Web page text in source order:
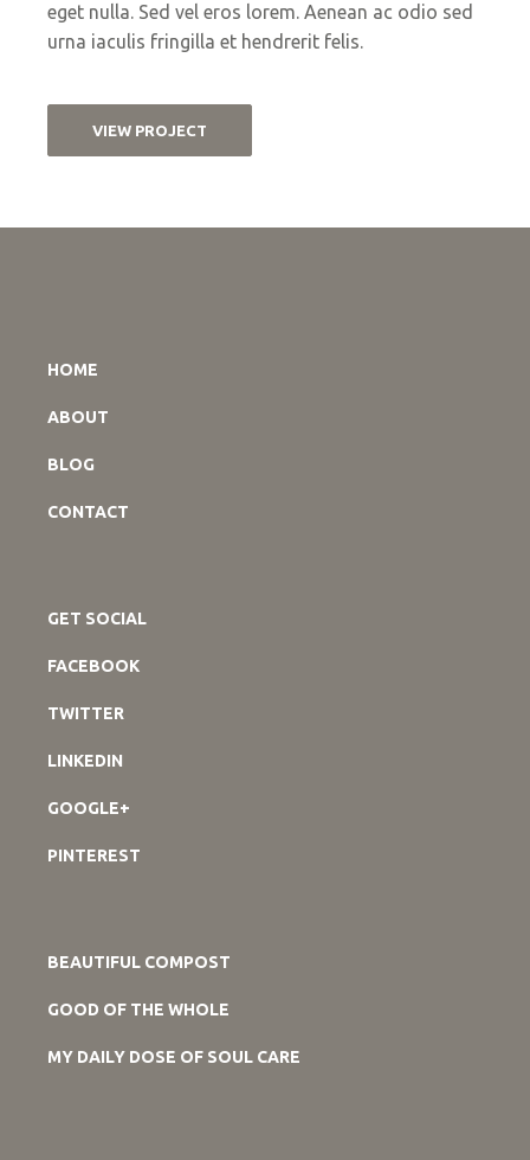
eget nulla. Sed vel eros lorem. Aenean ac odio sed
urna iaculis fringilla et hendrerit felis.
VIEW PROJECT
HOME
ABOUT
BLOG
CONTACT
GET SOCIAL
FACEBOOK
TWITTER
LINKEDIN
GOOGLE+
PINTEREST
BEAUTIFUL COMPOST
GOOD OF THE WHOLE
MY DAILY DOSE OF SOUL CARE